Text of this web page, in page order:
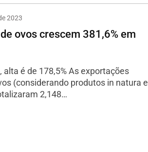
2023
ovos crescem 381,6% em
de 178,5% As exportações
(considerando produtos in natura e
2,148…